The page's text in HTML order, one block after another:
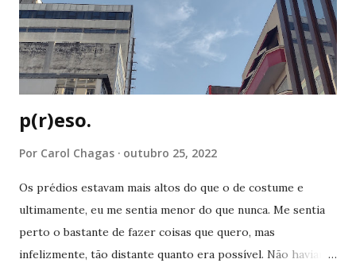
de significados que eu havia aprendido e agora me via sem
saber onde usar. o espaço ininterrupto entre viver uma
vida funcional e conhecer o universo de outra pessoa
tendem a pressionar o hipocampo ou seja lá o ...
p(r)eso.
Por Carol Chagas outubro 25, 2022
Os prédios estavam mais altos do que o de costume e
ultimamente, eu me sentia menor do que nunca. Me sentia
perto o bastante de fazer coisas que quero, mas
infelizmente, tão distante quanto era possível. Não haviam